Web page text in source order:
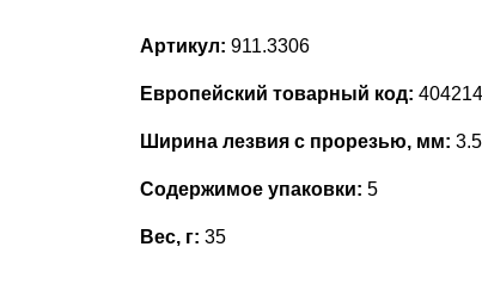
Артикул: 911.3306
Европейский товарный код:
Ширина лезвия с прорезью, мм: 3.5
Содержимое упаковки: 5
Вес, г: 35